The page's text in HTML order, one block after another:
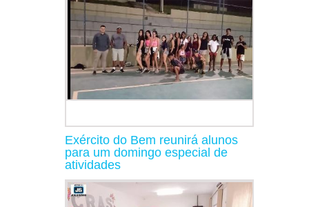
Exército do Bem reunirá alunos
para um domingo especial de
atividades